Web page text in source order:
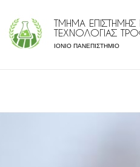
ΤΜΗΜΑ ΕΠΙΣΤΗΜΗΣ
ΤΕΧΝΟΛΟΓΙΑΣ
ΙΟΝΙΟ ΠΑΝΕΠΙΣΤΗΜΙΟ